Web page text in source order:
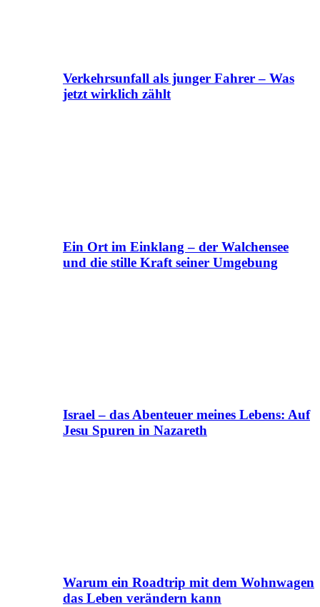
Verkehrsunfall als junger Fahrer – Was
jetzt wirklich zählt
Ein Ort im Einklang – der Walchensee
und die stille Kraft seiner Umgebung
Israel – das Abenteuer meines Lebens: Auf
Jesu Spuren in Nazareth
Warum ein Roadtrip mit dem Wohnwagen
das Leben verändern kann